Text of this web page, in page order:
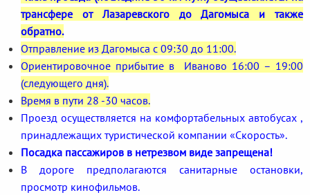
трансфере от Лазаревского до Дагомыса и также
обратно.
Отправление из Дагомыса с 09:30 до 11:00.
Ориентировочное прибытие в Иваново 16:00 – 19:00
(следующего дня).
Время в пути 28 -30 часов.
Проезд осуществляется на комфортабельных автобусах ,
принадлежащих туристической компании «Скорость».
Посадка пассажиров в нетрезвом виде запрещена!
В дороге предполагаются санитарные остановки,
просмотр кинофильмов.